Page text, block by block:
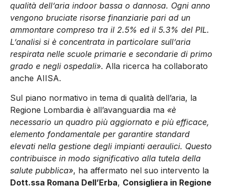
qualità dell’aria indoor bassa o dannosa. Ogni anno
vengono bruciate risorse finanziarie pari ad un
ammontare compreso tra il 2.5% ed il 5.3% del PIL.
L’analisi si è concentrata in particolare sull’aria
respirata nelle scuole primarie e secondarie di primo
grado e negli ospedali». Alla ricerca ha collaborato
anche AIISA.
Sul piano normativo in tema di qualità dell’aria, la
Regione Lombardia è all’avanguardia ma «è
necessario un quadro più aggiornato e più efficace,
elemento fondamentale per garantire standard
elevati nella gestione degli impianti aeraulici. Questo
contribuisce in modo significativo alla tutela della
salute pubblica», ha affermato nel suo intervento la
Dott.ssa Romana Dell’Erba, Consigliera in Regione